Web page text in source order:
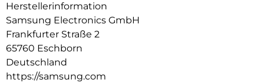
Herstellerinformation
Samsung Electronics GmbH
Frankfurter Straße 2
65760 Eschborn
Deutschland
https://samsung.com